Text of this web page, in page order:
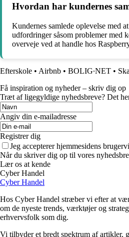
Hvordan har kundernes
Kundernes samlede oplevelse med
udfordringer såsom problemer med
overveje ved at handle hos
Efterskole • Airbnb • BOLIG∙NET •
Få inspiration og nyheder – skriv dig op
Træt af ligegyldige nyhedsbreve? Det
Angiv din e-mailadresse
Registrer dig
Jeg accepterer hjemmesidens
Når du skriver dig op til vores
Lær os at kende
Cyber Handel
Cyber Handel
Hos Cyber Handel stræber vi efter at
om de nyeste trends, værktøjer og
erhvervsfolk som dig.
Vi tilbyder et bredt spektrum af artikler,